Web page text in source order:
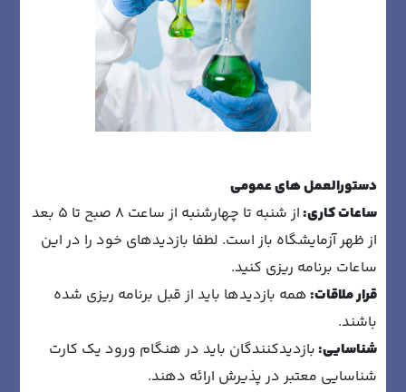
دستورالعمل های عمومی
ساعات کاری:
از شنبه تا چهارشنبه از ساعت 8 صبح تا 5 بعد
از ظهر آزمایشگاه باز است. لطفا بازدیدهای خود را در این
ساعات برنامه ریزی کنید.
قرار ملاقات:همه بازدیدها باید از قبل برنامه ریزی شده
باشند.
شناسایی:بازدیدکنندگان باید در هنگام ورود یک کارت
شناسایی معتبر در پذیرش ارائه دهند.